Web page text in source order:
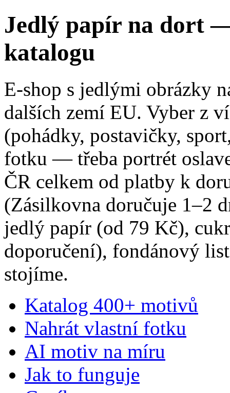
Jedlý papír na dort
katalogu
E-shop s jedlými obrázky
dalších zemí EU. Vyber z
(pohádky, postavičky,
fotku — třeba portrét
ČR celkem od platby k
(Zásilkovna doručuje 1–2
jedlý papír (od 79 Kč),
doporučení), fondánový
stojíme.
Katalog 400+ motivů
Nahrát vlastní fotku
AI motiv na míru
Jak to funguje